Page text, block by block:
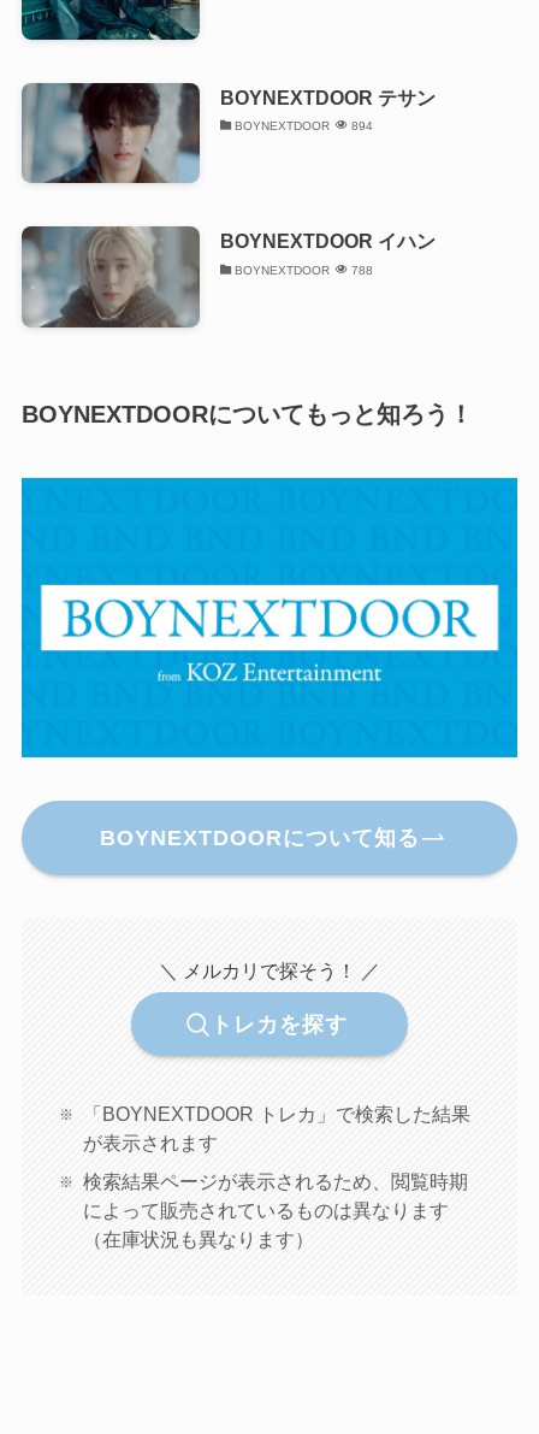
BOYNEXTDOOR テサン
BOYNEXTDOOR 894
BOYNEXTDOOR イハン
BOYNEXTDOOR 788
BOYNEXTDOORについてもっと知ろう！
BOYNEXTDOORについて知る
＼ メルカリで探そう！ ／
トレカを探す
「BOYNEXTDOOR トレカ」で検索した結果
が表示されます
検索結果ページが表示されるため、閲覧時期
によって販売されているものは異なります
（在庫状況も異なります）